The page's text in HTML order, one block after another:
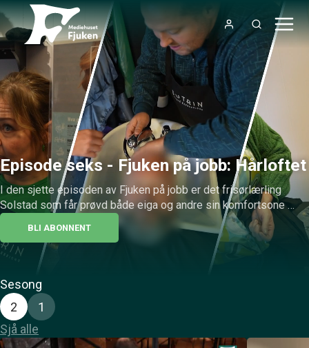
Episode seks - Fjuken på jobb: Hårloftet
I den sjette episoden av Fjuken på jobb er det frisørlærling
Solstad som får prøvd både eiga og andre sin komfortsone
innanfor faget frisør og butikkmedarbeidar på Hårloftet i Lom!
BLI ABONNENT
Sesong
2
1
Sjå alle